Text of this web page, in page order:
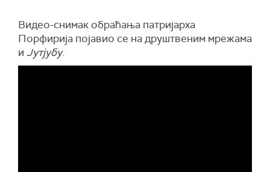
Видео-снимак обраћања патријарха
Порфирија појавио се на друштвеним мрежама
и Јутјубу.